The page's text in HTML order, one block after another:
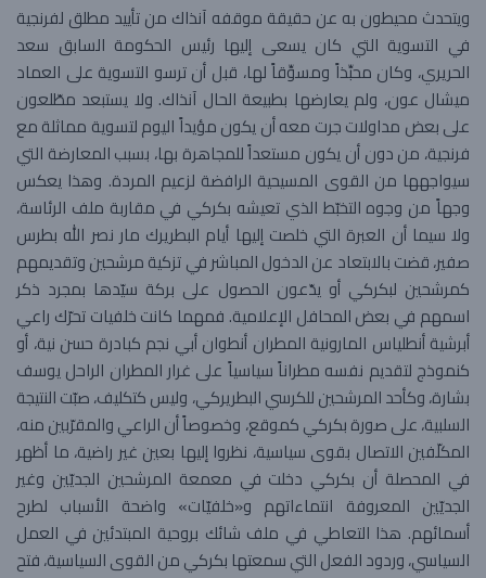
ويتحدث محيطون به عن حقيقة موقفه آنذاك من تأييد مطلق لفرنجية
في التسوية التي كان يسعى إليها رئيس الحكومة السابق سعد
الحريري، وكان محبِّذاً ومسوِّقاً لها، قبل أن ترسو التسوية على العماد
ميشال عون، ولم يعارضها بطبيعة الحال آنذاك. ولا يستبعد مطّلعون
على بعض مداولات جرت معه أن يكون مؤيداً اليوم لتسوية مماثلة مع
فرنجية، من دون أن يكون مستعداً للمجاهرة بها، بسبب المعارضة التي
سيواجهها من القوى المسيحية الرافضة لزعيم المردة. وهذا يعكس
وجهاً من وجوه التخبّط الذي تعيشه بكركي في مقاربة ملف الرئاسة،
ولا سيما أن العبرة التي خلصت إليها أيام البطريرك مار نصر الله بطرس
صفير، قضت بالابتعاد عن الدخول المباشر في تزكية مرشحين وتقديمهم
كمرشحين لبكركي أو يدّعون الحصول على بركة سيّدها بمجرد ذكر
اسمهم في بعض المحافل الإعلامية. فمهما كانت خلفيات تحرّك راعي
أبرشية أنطلياس المارونية المطران أنطوان أبي نجم كبادرة حسن نية، أو
كنموذج لتقديم نفسه مطراناً سياسياً على غرار المطران الراحل يوسف
بشارة، وكأحد المرشحين للكرسي البطريركي، وليس كتكليف، صبّت النتيجة
السلبية، على صورة بكركي كموقع، وخصوصاً أن الراعي والمقرّبين منه،
المكلّفين الاتصال بقوى سياسية، نظروا إليها بعين غير راضية، ما أظهر
في المحصلة أن بكركي دخلت في معمعة المرشحين الجديّين وغير
الجديّين المعروفة انتماءاتهم و«خلفيّات» واضحة الأسباب لطرح
أسمائهم. هذا التعاطي في ملف شائك بروحية المبتدئين في العمل
السياسي، وردود الفعل التي سمعتها بكركي من القوى السياسية، فتح